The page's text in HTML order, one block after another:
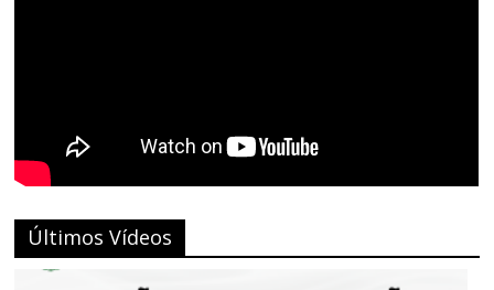
Últimos Vídeos